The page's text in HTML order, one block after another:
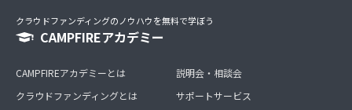
クラウドファンディングのノウハウを無料で学ぼう
CAMPFIREアカデミー
CAMPFIREアカデミーとは
クラウドファンディングとは
説明会・相談会
サポートサービス